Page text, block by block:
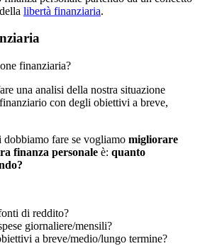
libertà finanziaria.
finanziaria?
una analisi della nostra situazione
con degli obiettivi a breve,
fare se vogliamo migliorare
finanza personale è: quanto
di reddito?
giornaliere/mensili?
a breve/medio/lungo termine?